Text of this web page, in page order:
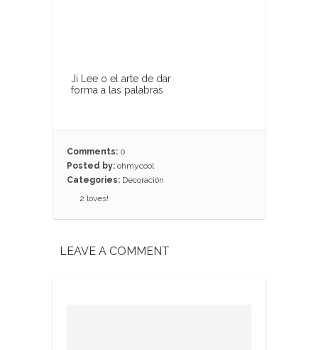
Ji Lee o el arte de dar
forma a las palabras
Comments: 0
Posted by: ohmycool
Categories: Decoración
2 loves!
LEAVE A COMMENT